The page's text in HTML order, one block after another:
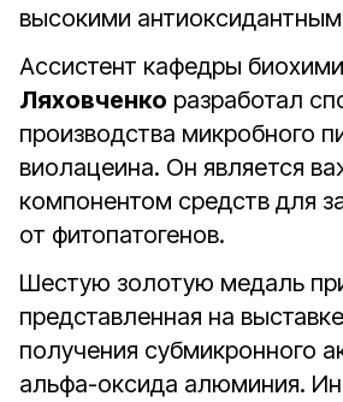
высокими
Ассистент кафедры
Ляховченко разработал
производства микробного
виолацеина. Он является
компонентом средств для
от фитопатогенов.
Шестую золотую медаль
представленная на
получения субмикронного
альфа-оксида алюминия.